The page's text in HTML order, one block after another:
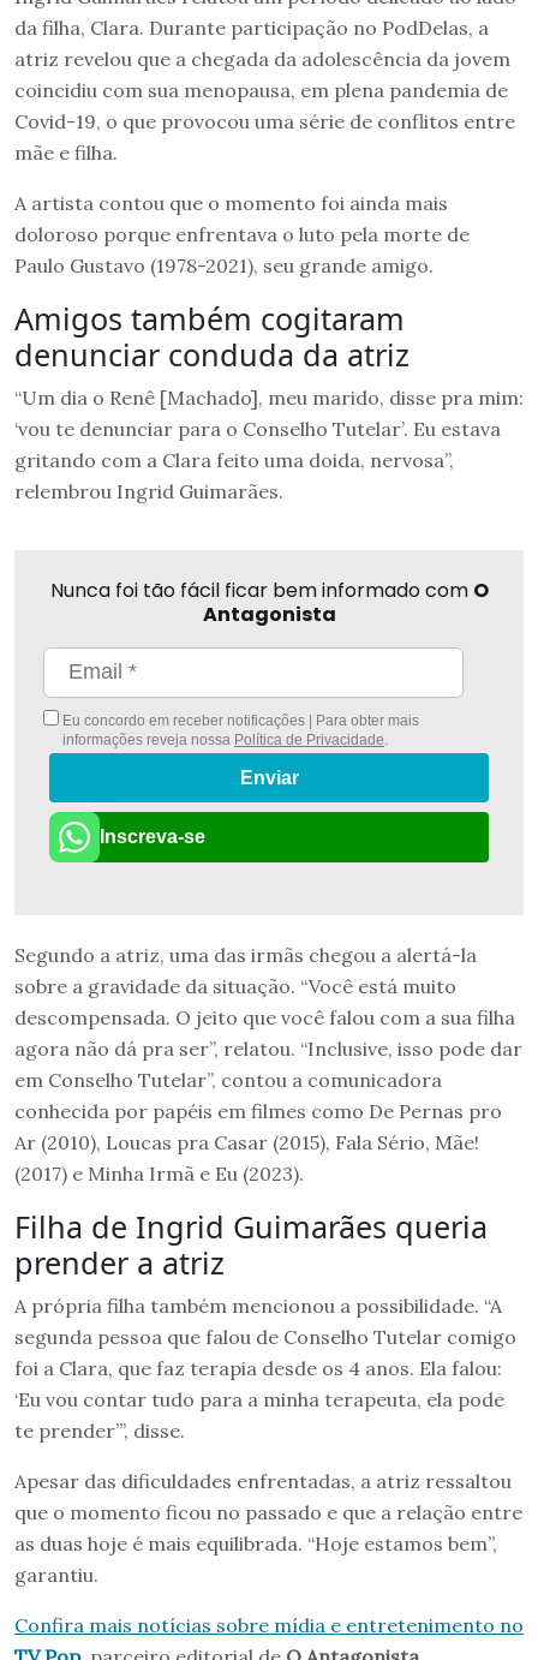
da filha, Clara. Durante participação no PodDelas, a
atriz revelou que a chegada da adolescência da jovem
coincidiu com sua menopausa, em plena pandemia de
Covid-19, o que provocou uma série de conflitos entre
mãe e filha.
A artista contou que o momento foi ainda mais
doloroso porque enfrentava o luto pela morte de
Paulo Gustavo (1978-2021), seu grande amigo.
Amigos também cogitaram
denunciar conduda da atriz
“Um dia o Renê [Machado], meu marido, disse pra mim:
‘vou te denunciar para o Conselho Tutelar’. Eu estava
gritando com a Clara feito uma doida, nervosa”,
relembrou Ingrid Guimarães.
Nunca foi tão fácil ficar bem informado com O
Antagonista
Eu concordo em receber notificações | Para obter mais
informações reveja nossa Política de Privacidade
Enviar
Inscreva-se
Segundo a atriz, uma das irmãs chegou a alertá-la
sobre a gravidade da situação. “Você está muito
descompensada. O jeito que você falou com a sua filha
agora não dá pra ser”, relatou. “Inclusive, isso pode dar
em Conselho Tutelar”, contou a comunicadora
conhecida por papéis em filmes como De Pernas pro
Ar (2010), Loucas pra Casar (2015), Fala Sério, Mãe!
(2017) e Minha Irmã e Eu (2023).
Filha de Ingrid Guimarães queria
prender a atriz
A própria filha também mencionou a possibilidade. “A
segunda pessoa que falou de Conselho Tutelar comigo
foi a Clara, que faz terapia desde os 4 anos. Ela falou:
‘Eu vou contar tudo para a minha terapeuta, ela pode
te prender’”, disse.
Apesar das dificuldades enfrentadas, a atriz ressaltou
que o momento ficou no passado e que a relação entre
as duas hoje é mais equilibrada. “Hoje estamos bem”,
garantiu.
Confira mais notícias sobre mídia e entretenimento no